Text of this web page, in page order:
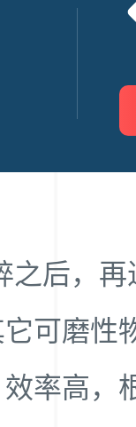
之后，
可磨性
率高，